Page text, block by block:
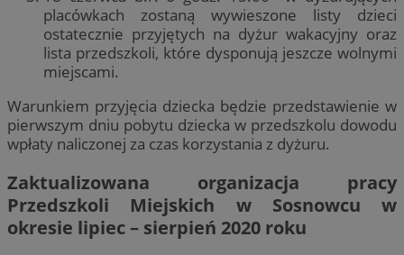
placówkach zostaną wywieszone listy dzieci
ostatecznie przyjętych na dyżur wakacyjny oraz
lista przedszkoli, które dysponują jeszcze wolnymi
miejscami.
Warunkiem przyjęcia dziecka będzie przedstawienie w
pierwszym dniu pobytu dziecka w przedszkolu dowodu
wpłaty naliczonej za czas korzystania z dyżuru.
Zaktualizowana organizacja pracy
Przedszkoli Miejskich w Sosnowcu w
okresie lipiec – sierpień 2020 roku